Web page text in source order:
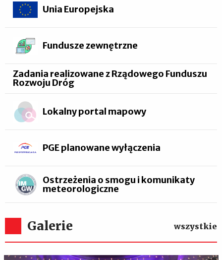
Unia Europejska
Fundusze zewnętrzne
Zadania realizowane z Rządowego Funduszu
Rozwoju Dróg
Lokalny portal mapowy
PGE planowane wyłączenia
Ostrzeżenia o smogu i komunikaty
meteorologiczne
Galerie wszystkie